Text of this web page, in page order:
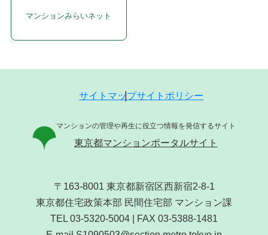
マンションみらいネット
サイトマップサイトポリシー
マンションの管理や再生に役立つ情報を発信するサイト
東京都マンションポータルサイト
〒163-8001 東京都新宿区西新宿2-8-1
東京都住宅政策本部 民間住宅部 マンション課
TEL 03-5320-5004 | FAX 03-5388-1481